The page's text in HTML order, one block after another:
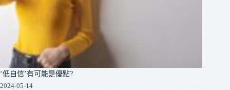
‘低自信’有可能是優點?
2024-05-14